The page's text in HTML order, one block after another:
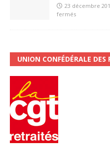
23 décembre
fermés
UNION CONFÉDÉRALE DES